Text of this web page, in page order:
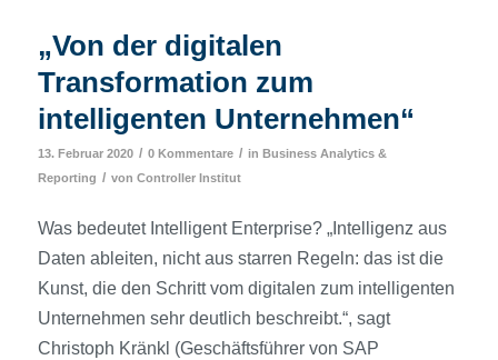
„Von der digitalen
Transformation zum
intelligenten Unternehmen“
13. Februar 2020 / 0 Kommentare / in Business Analytics &
Reporting / von Controller Institut
Was bedeutet Intelligent Enterprise? „Intelligenz aus
Daten ableiten, nicht aus starren Regeln: das ist die
Kunst, die den Schritt vom digitalen zum intelligenten
Unternehmen sehr deutlich beschreibt.“, sagt
Christoph Kränkl (Geschäftsführer von SAP